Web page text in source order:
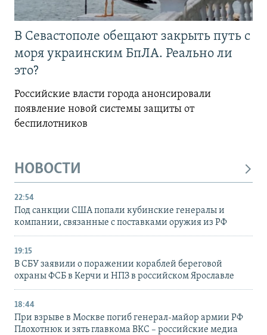
В Севастополе обещают закрыть путь с
моря украинским БпЛА. Реально ли
это?
Российские власти города анонсировали
появление новой системы защиты от
беспилотников
НОВОСТИ
22:54
Под санкции США попали кубинские генералы и
компании, связанные с поставками оружия из РФ
19:15
В СБУ заявили о поражении кораблей береговой
охраны ФСБ в Керчи и НПЗ в российском Ярославле
18:44
При взрыве в Москве погиб генерал-майор армии РФ
Плохотнюк и зять главкома ВКС – российские медиа